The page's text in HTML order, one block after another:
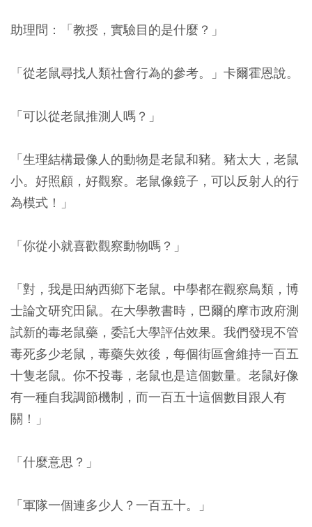
助理問：「教授，實驗目的是什麼？」
「從老鼠尋找人類社會行為的參考。」卡爾霍恩說。
「可以從老鼠推測人嗎？」
「生理結構最像人的動物是老鼠和豬。豬太大，老鼠
小。好照顧，好觀察。老鼠像鏡子，可以反射人的行
為模式！」
「你從小就喜歡觀察動物嗎？」
「對，我是田納西鄉下老鼠。中學都在觀察鳥類，博
士論文研究田鼠。在大學教書時，巴爾的摩市政府測
試新的毒老鼠藥，委託大學評估效果。我們發現不管
毒死多少老鼠，毒藥失效後，每個街區會維持一百五
十隻老鼠。你不投毒，老鼠也是這個數量。老鼠好像
有一種自我調節機制，而一百五十這個數目跟人有
關！」
「什麼意思？」
「軍隊一個連多少人？一百五十。」